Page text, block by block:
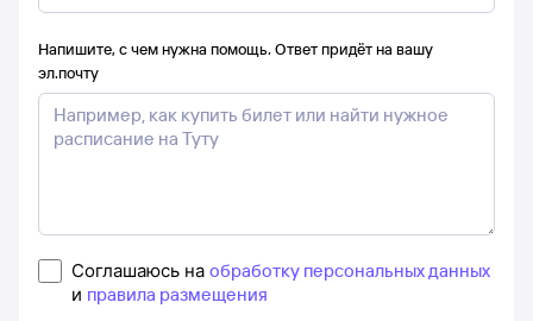
Напишите, с чем нужна помощь. Ответ придёт на вашу
эл.почту
Соглашаюсь на обработку персональных данных
и правила размещения